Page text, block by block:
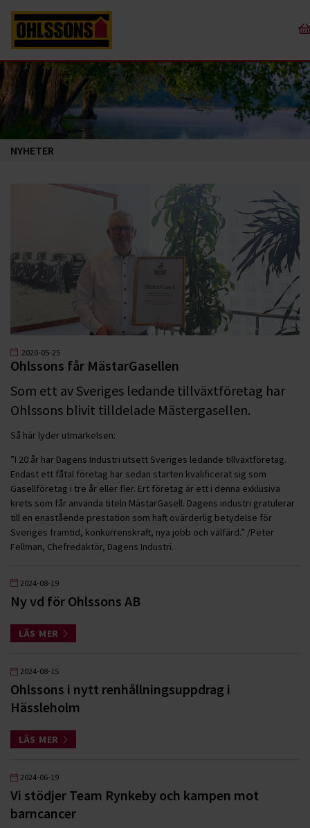
NYHETER
2020-05-25
Ohlssons får MästarGasellen
Som ett av Sveriges ledande tillväxtföretag har
Ohlssons blivit tilldelade Mästergasellen.
Så här lyder utmärkelsen:
”I 20 år har Dagens Industri utsett Sveriges ledande tillväxtföretag.
Endast ett fåtal företag har sedan starten kvalificerat sig som
Gasellföretag i tre år eller fler. Ert företag är ett i denna exklusiva
krets som får använda titeln MästarGasell. Dagens industri gratulerar
till en enastående prestation som haft ovärderlig betydelse för
Sveriges framtid, konkurrenskraft, nya jobb och välfärd.” /Peter
Fellman, Chefredaktör, Dagens Industri.
2024-08-19
Ny vd för Ohlssons AB
LÄS MER
2024-08-15
Ohlssons i nytt renhållningsuppdrag i
Hässleholm
LÄS MER
2024-06-19
Vi stödjer Team Rynkeby och kampen mot
barncancer